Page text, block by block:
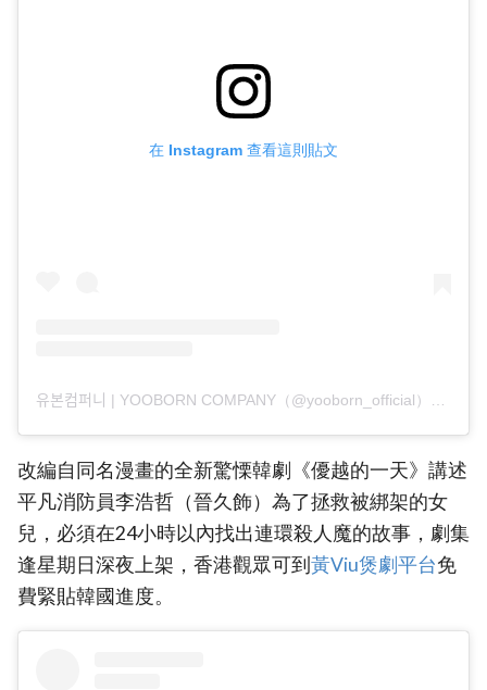
在 Instagram 查看這則貼文
유본컴퍼니 | YOOBORN COMPANY（@yooborn_official）分享的貼文
改編自同名漫畫的全新驚慄韓劇《優越的一天》講述
平凡消防員李浩哲（晉久飾）為了拯救被綁架的女
兒，必須在24小時以內找出連環殺人魔的故事，劇集
逢星期日深夜上架，香港觀眾可到 黃Viu煲劇平台免
費緊貼韓國進度。